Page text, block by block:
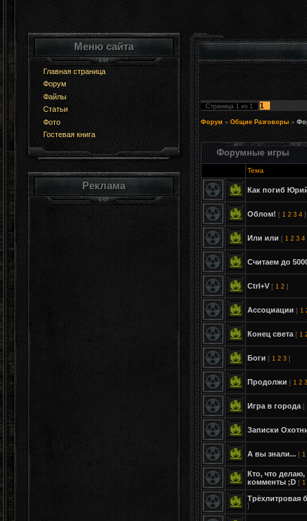
Меню сайта
Главная страница
Форум
Файлы
Статьи
Фото
Гостевая книга
Реклама
Страница 1 из 1 1
Форум » Общие Разговоры »
Форумные игры
Тема
Как погиб
Облом! [ 1 2 3 4 ]
Или или [ 1 2 3 4
Считаем до
Ctrl+V [ 1 2 ]
Ассоциации [ 1
Конец света [ 1
Боги [ 1 2 3 ]
Продолжи [ 1 2 3
Игра в города [
Записки
А вы знали... [ 1
Кто, что делаю,
комменты ;D [ 1
Трёхлитровая
]